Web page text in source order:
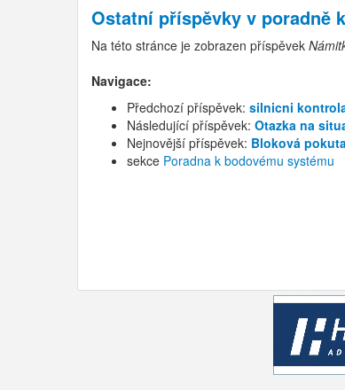
Ostatní příspěvky v poradně
Na této stránce je zobrazen příspěvek
Navigace:
Předchozí příspěvek: silnicni
Následující příspěvek: Otazka na
Nejnovější příspěvek: Bloková
sekce Poradna k bodovému systému